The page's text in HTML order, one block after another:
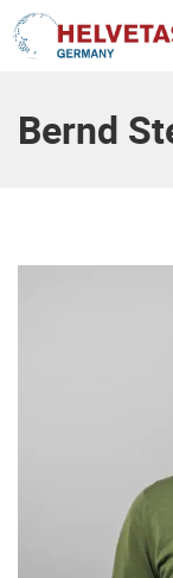
Bernd